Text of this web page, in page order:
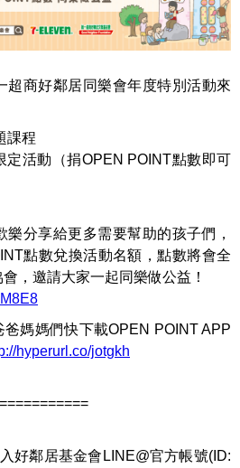
超商好鄰居同樂會年度特別活動來
課程
活動（捐OPEN POINT點數即可
分享給更多需要幫助的孩子們，
點數兌換活動名額，點數將會全
，邀請大家一起同樂做公益！
媽媽們快下載OPEN POINT APP
hyperurl.co/jotgkh
好鄰居基金會LINE@官方帳號(ID: